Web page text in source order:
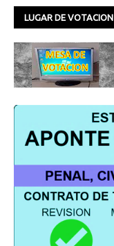
LUGAR DE VOTACION